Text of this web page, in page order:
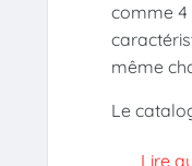
comme 4
même
Le
Lire